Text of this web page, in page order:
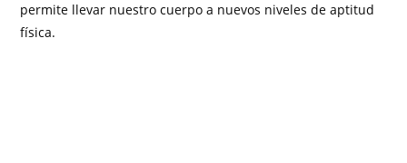
permite llevar nuestro cuerpo a nuevos niveles de aptitud
física.